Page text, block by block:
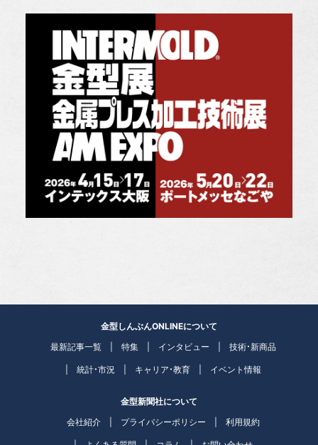
金型しんぶんONLINEについて
最新記事一覧
特集 インタビュー 技術・新商品
統計・市況 キャリア・教育 イベント情報
金型新聞社について
会社紹介
プライバシーポリシー 利用規約